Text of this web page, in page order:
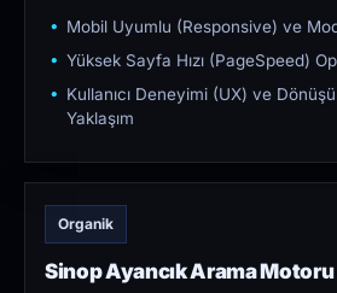
Mobil Uyumlu (Responsive) ve
Yüksek Sayfa Hızı (PageSpeed)
Kullanıcı Deneyimi (UX) ve
Yaklaşım
Organik
Sinop Ayancık Arama